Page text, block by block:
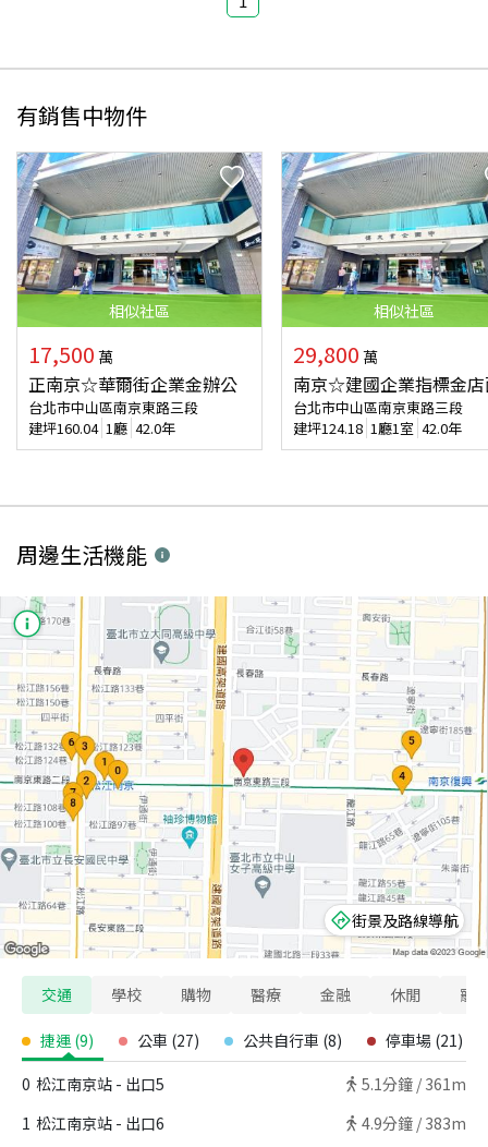
有銷售中物件
相似社區
17,500 萬
正南京☆華爾街企業金辦公
台北市中山區南京東路三段
建坪160.04 1廳 42.0年
相似社區
29,800 萬
南京☆建國企業指標金
台北市中山區南京東路三段
建坪124.18 1廳1室 42.0年
周邊生活機能
街景及路線導航
交通 學校 購物 醫療 金融 休閒 寵
捷運 (9) 公車 (27) 公共自行車 (8) 停車場 (21)
0 松江南京站 - 出口5 5.1分鐘 / 361m
1 松江南京站 - 出口6 4.9分鐘 / 383m